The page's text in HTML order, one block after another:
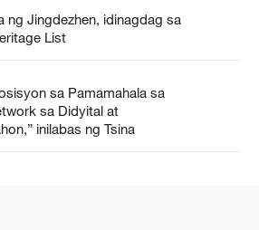
ng Jingdezhen, idinagdag sa
List
sa Pamamahala sa
sa Didyital at
inilabas ng Tsina